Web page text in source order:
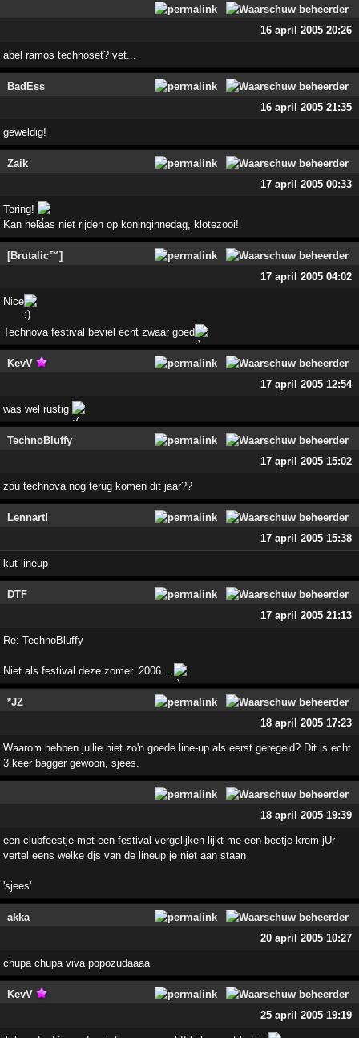
16 april 2005 20:26
abel ramos technoset? vet...
BadEss
16 april 2005 21:35
geweldig!
Zaik
17 april 2005 00:33
Tering!
Kan helaas niet rijden op koninginnedag, klotezooi!
[Brutalic™]
17 april 2005 04:02
Nice
Technova festival beviel echt zwaar goed
KevV
17 april 2005 12:54
was wel rustig
TechnoBluffy
17 april 2005 15:02
zou technova nog terug komen dit jaar??
Lennart!
17 april 2005 15:38
kut lineup
DTF
17 april 2005 21:13
Re: TechnoBluffy
Niet als festival deze zomer. 2006...
*JZ
18 april 2005 17:23
Waarom hebben jullie niet zo'n goede line-up als eerst geregeld? Dit is echt
3 keer bagger gewoon, sjees.
18 april 2005 19:39
een clubfeestje met een festival vergelijken lijkt me een beetje krom jUr
vertel eens welke djs van de lineup je niet aan staan
'sjees'
akka
20 april 2005 10:27
chupa chupa viva popozudaaaa
KevV
25 april 2005 19:19